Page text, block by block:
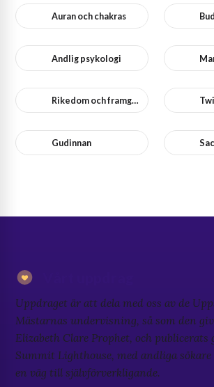
Auran och chakras
Andlig psykologi
Rikedom och framgång
Gudinnan
Uppdraget är att dela med oss av de
Mästarnas undervisning, så som den
Elizabeth Clare Prophet, och publicerats
Summit Lighthouse, med andliga
en väg till självförverkligande.